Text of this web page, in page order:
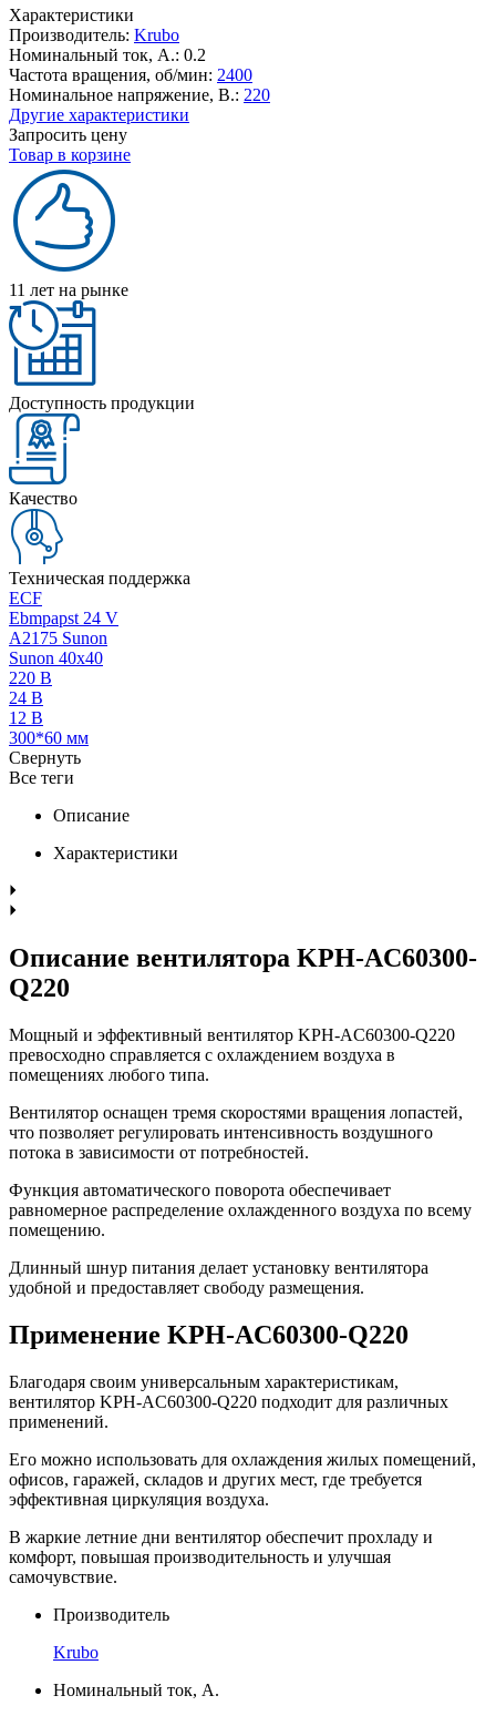
Характеристики
Производитель: Krubo
Номинальный ток, А.: 0.2
Частота вращения, об/мин: 2400
Номинальное напряжение, В.: 220
Другие характеристики
Запросить цену
Товар в корзине
11 лет на рынке
Доступность продукции
Качество
Техническая поддержка
ECF
Ebmpapst 24 V
A2175 Sunon
Sunon 40x40
220 В
24 В
12 В
300*60 мм
Свернуть
Все теги
Описание
Характеристики
Описание вентилятора KPH-AC60300-
Q220
Мощный и эффективный вентилятор KPH-AC60300-Q220
превосходно справляется с охлаждением воздуха в
помещениях любого типа.
Вентилятор оснащен тремя скоростями вращения лопастей,
что позволяет регулировать интенсивность воздушного
потока в зависимости от потребностей.
Функция автоматического поворота обеспечивает
равномерное распределение охлажденного воздуха по всему
помещению.
Длинный шнур питания делает установку вентилятора
удобной и предоставляет свободу размещения.
Применение KPH-AC60300-Q220
Благодаря своим универсальным характеристикам,
вентилятор KPH-AC60300-Q220 подходит для различных
применений.
Его можно использовать для охлаждения жилых помещений,
офисов, гаражей, складов и других мест, где требуется
эффективная циркуляция воздуха.
В жаркие летние дни вентилятор обеспечит прохладу и
комфорт, повышая производительность и улучшая
самочувствие.
Производитель
Krubo
Номинальный ток, А.